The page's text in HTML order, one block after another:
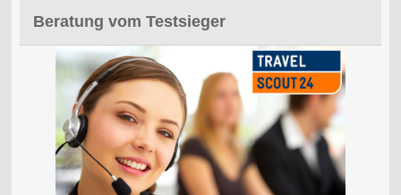
Beratung vom Testsieger